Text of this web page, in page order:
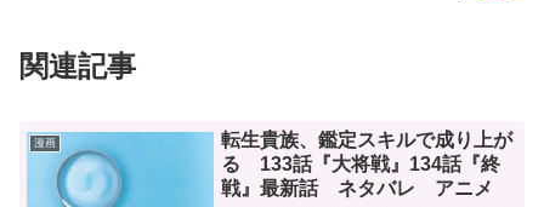
関連記事
漫画
転生貴族、鑑定スキルで成り上が
る 133話『大将戦』134話『終
戦』最新話 ネタバレ アニメ